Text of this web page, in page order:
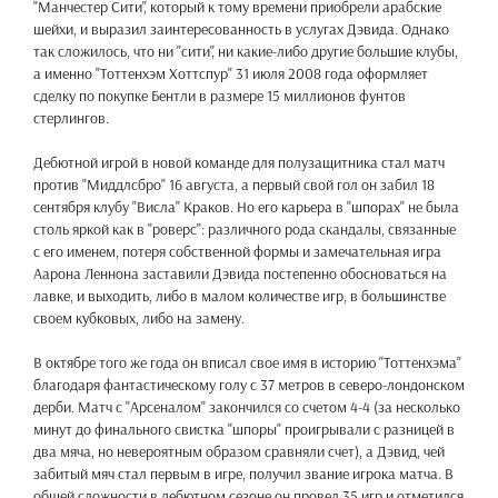
"Манчестер Сити", который к тому времени приобрели арабские
шейхи, и выразил заинтересованность в услугах Дэвида. Однако
так сложилось, что ни "сити", ни какие-либо другие большие клубы,
а именно "Тоттенхэм Хоттспур" 31 июля 2008 года оформляет
сделку по покупке Бентли в размере 15 миллионов фунтов
стерлингов.
Дебютной игрой в новой команде для полузащитника стал матч
против "Миддлсбро" 16 августа, а первый свой гол он забил 18
сентября клубу "Висла" Краков. Но его карьера в "шпорах" не была
столь яркой как в "роверс": различного рода скандалы, связанные
с его именем, потеря собственной формы и замечательная игра
Аарона Леннона заставили Дэвида постепенно обосноваться на
лавке, и выходить, либо в малом количестве игр, в большинстве
своем кубковых, либо на замену.
В октябре того же года он вписал свое имя в историю "Тоттенхэма"
благодаря фантастическому голу с 37 метров в северо-лондонском
дерби. Матч с "Арсеналом" закончился со счетом 4-4 (за несколько
минут до финального свистка "шпоры" проигрывали с разницей в
два мяча, но невероятным образом сравняли счет), а Дэвид, чей
забитый мяч стал первым в игре, получил звание игрока матча. В